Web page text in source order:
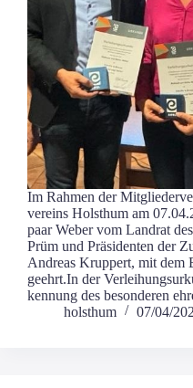
Im Rah­men der
ver­eins Holst­hum am
paar Weber vom Land­rat
Prüm und Prä­si­den­ten der
Andre­as Krup­pert, mit dem
geehrt.In der
ken­nung des beson­de­ren
holsthum
07/04/